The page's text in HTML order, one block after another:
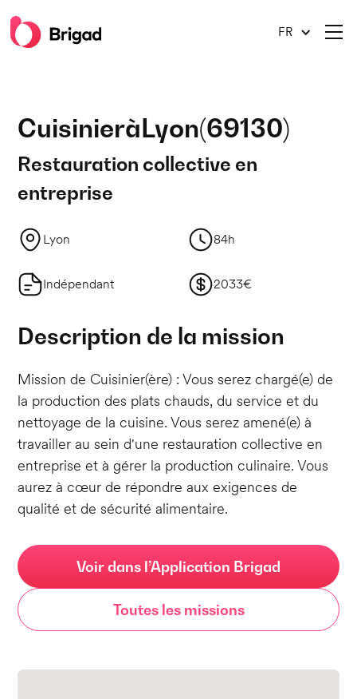
FR
CuisinieràLyon(69130)
Restauration collective en
entreprise
Lyon 84h
Indépendant 2033€
Description de la mission
Mission de Cuisinier(ère) : Vous serez chargé(e) de
la production des plats chauds, du service et du
nettoyage de la cuisine. Vous serez amené(e) à
travailler au sein d'une restauration collective en
entreprise et à gérer la production culinaire. Vous
aurez à cœur de répondre aux exigences de
qualité et de sécurité alimentaire.
Voir dans l’Application Brigad
Toutes les missions